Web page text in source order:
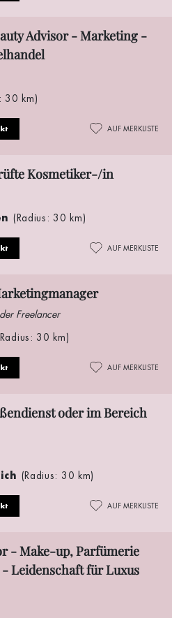
Advisor - Marketing -
30 km)
AUF MERKLISTE
Kosmetiker-/in
(Radius: 30 km)
AUF MERKLISTE
Freelancer
30 km)
AUF MERKLISTE
oder im Bereich
(Radius: 30 km)
AUF MERKLISTE
- Make-up, Parfümerie
Leidenschaft für Luxus